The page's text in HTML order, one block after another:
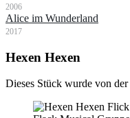
2006
Alice im Wunderland
2017
Hexen Hexen
Dieses Stück wurde von